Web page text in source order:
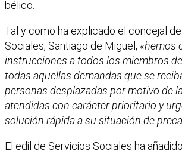
bélico.
Tal y como ha explicado el concejal
Sociales, Santiago de Miguel, «hemos
instrucciones a todos los miembros
todas aquellas demandas que se
personas desplazadas por motivo de
atendidas con carácter prioritario y
solución rápida a su situación de
El edil de Servicios Sociales ha